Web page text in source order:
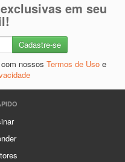
em seu
nossos Termos de Uso e